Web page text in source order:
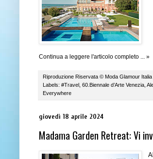
Continua a leggere l'articolo completo ... »
Riproduzione Riservata © Moda Glamour Italia
Labels: #Travel , 60.Biennale d’Arte Venezia,
Everywhere
giovedì 18 aprile 2024
Madama Garden Retreat: Vi